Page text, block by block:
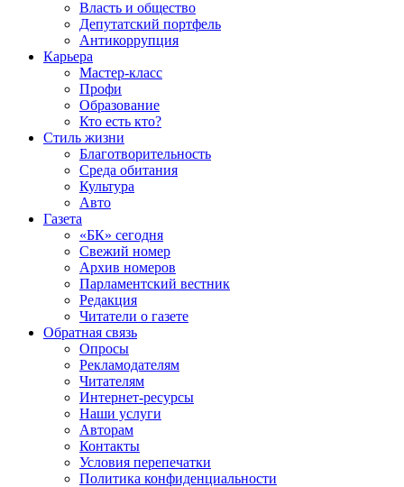
Власть и общество
Депутатский портфель
Антикоррупция
Карьера
Мастер-класс
Профи
Образование
Кто есть кто?
Стиль жизни
Благотворительность
Среда обитания
Культура
Авто
Газета
«БК» сегодня
Свежий номер
Архив номеров
Парламентский вестник
Редакция
Читатели о газете
Обратная связь
Опросы
Рекламодателям
Читателям
Интернет-ресурсы
Наши услуги
Авторам
Контакты
Условия перепечатки
Политика конфиденциальности